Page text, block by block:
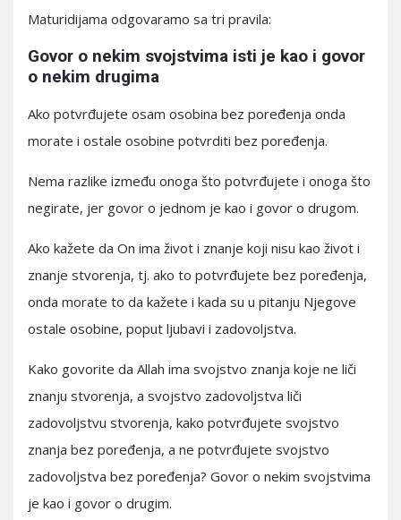
Maturidijama odgovaramo sa tri pravila:
Govor o nekim svojstvima isti je kao i govor
o nekim drugima
Ako potvrđujete osam osobina bez poređenja onda
morate i ostale osobine potvrditi bez poređenja.
Nema razlike između onoga što potvrđujete i onoga što
negirate, jer govor o jednom je kao i govor o drugom.
Ako kažete da On ima život i znanje koji nisu kao život i
znanje stvorenja, tj. ako to potvrđujete bez poređenja,
onda morate to da kažete i kada su u pitanju Njegove
ostale osobine, poput ljubavi i zadovoljstva.
Kako govorite da Allah ima svojstvo znanja koje ne liči
znanju stvorenja, a svojstvo zadovoljstva liči
zadovoljstvu stvorenja, kako potvrđujete svojstvo
znanja bez poređenja, a ne potvrđujete svojstvo
zadovoljstva bez poređenja? Govor o nekim svojstvima
je kao i govor o drugim.